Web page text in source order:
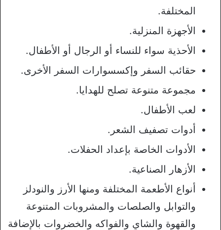
المختلفة.
الأجهزة المنزلية.
الأحذية سواء للنساء أو الرجال أو الأطفال.
حقائب السفر وإكسسوارات السفر الأخرى.
مجموعة متنوعة تصلح للهدايا.
لعب الأطفال.
أدوات تصفيف الشعر.
الأدوات الخاصة بإعداد الحفلات.
الأزهار الصناعية.
أنواع الأطعمة المختلفة ومنها الأرز والنودلز
والتوابل والصلصات والمشروبات المتنوعة
والقهوة والشاي والفواكه والخضروات بالإضافة